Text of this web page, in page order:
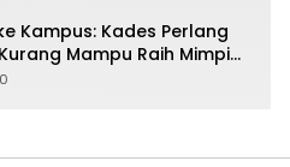
Kampus: Kades Perlang
Mampu Raih Mimpi
0